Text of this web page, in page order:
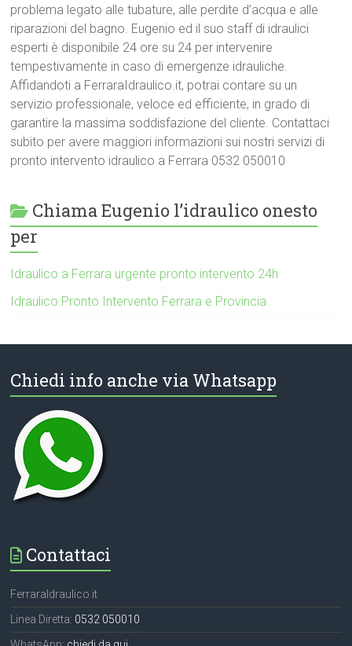
problema legato alle tubature, alle perdite d’acqua e alle
riparazioni del bagno. Eugenio ed il suo staff di idraulici
esperti è disponibile 24 ore su 24 per intervenire
tempestivamente in caso di emergenze idrauliche.
Affidandoti a FerraraIdraulico.it, potrai contare su un
servizio professionale, veloce ed efficiente, in grado di
garantire la massima soddisfazione del cliente. Contattaci
subito per avere maggiori informazioni sui nostri servizi di
pronto intervento idraulico a Ferrara 0532 050010
Chiama Eugenio l’idraulico onesto
per
Idraulico a Ferrara urgente pronto intervento 24h
Idraulico Pronto Intervento Ferrara e Provincia
Chiedi info anche via Whatsapp
Contattaci
FerraraIdraulico.it
Linea Diretta: 0532 050010